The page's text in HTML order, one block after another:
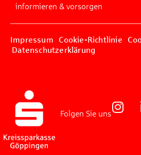
informieren & vorsorgen
Impressum Cookie-Richtlinie
Datenschutzerklärung
Folgen Sie uns